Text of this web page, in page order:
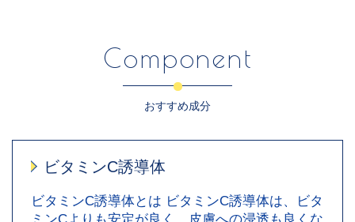
Component
おすすめ成分
ビタミンC誘導体
ビタミンC誘導体とは ビタミンC誘導体は、ビタ